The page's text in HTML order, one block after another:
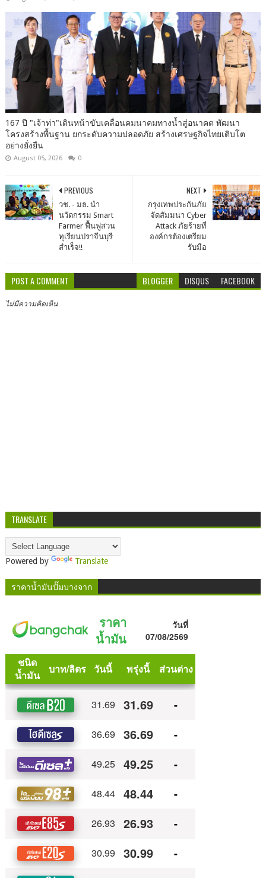
167 ปี "เจ้าท่า"เดินหน้าขับเคลื่อนคมนาคมทางน้ำสู่อนาคต พัฒนา
โครงสร้างพื้นฐาน ยกระดับความปลอดภัย สร้างเศรษฐกิจไทยเติบโต
อย่างยั่งยืน
August 05, 2026 0
NEXT
กรุงเทพประกันภัย
จัดสัมมนา Cyber
Attack ภัยร้ายที่
องค์กรต้องเตรียม
รับมือ
PREVIOUS
วช. - มธ. นำ
นวัตกรรม Smart
Farmer ฟื้นฟูสวน
ทุเรียนปราจีนบุรี
สำเร็จ!!
POST A COMMENT BLOGGER DISQUS FACEBOOK
ไม่มีความคิดเห็น
TRANSLATE
Powered by Translate
ราคาน้ำมันปั๊มบางจาก